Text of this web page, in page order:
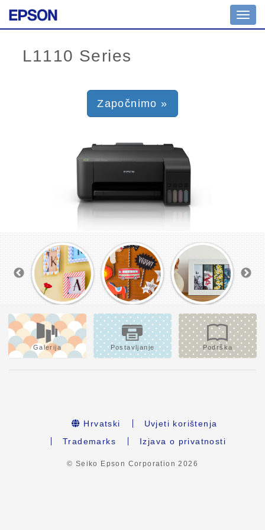
Započnimo »
Galerija Postavljanje Podrška
Hrvatski
Uvjeti korištenja
Trademarks
Izjava o privatnosti
© Seiko Epson Corporation2026